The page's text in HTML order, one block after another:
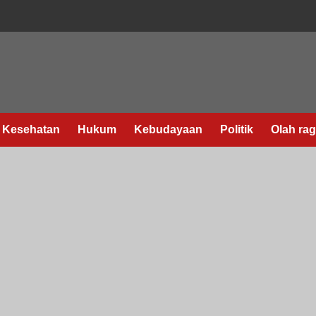
Kesehatan Hukum Kebudayaan Politik Olah